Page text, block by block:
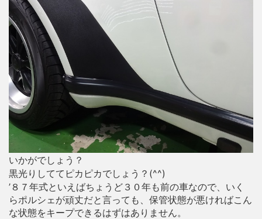
いかがでしょう？
黒光りしててピカピカでしょう？(^^)
’８７年式といえばちょうど３０年も前の車なので、いく
らポルシェが頑丈だと言っても、保管状態が悪ければこん
な状態をキープできるはずはありません。